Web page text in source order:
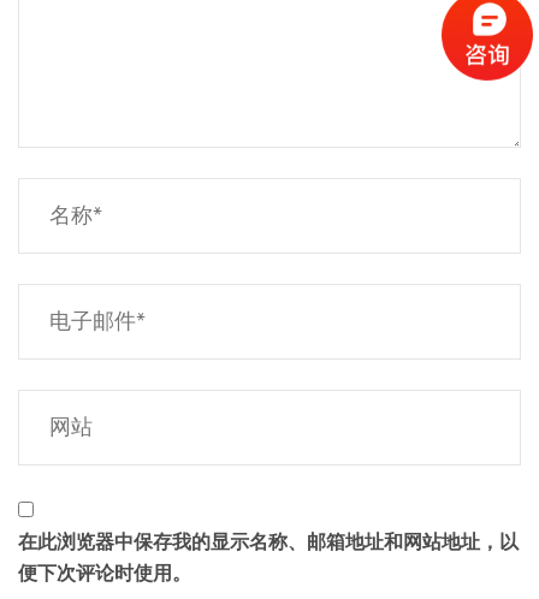
在此浏览器中保存我的显示名称、邮箱地址和网站地址，以
便下次评论时使用。